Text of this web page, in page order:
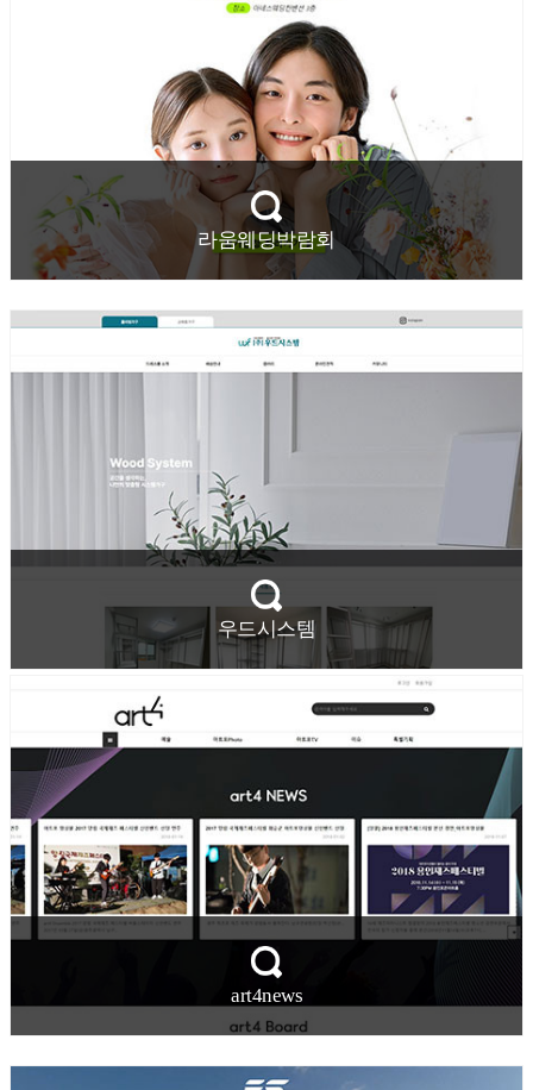
라움웨딩박람회
우드시스템
art4news